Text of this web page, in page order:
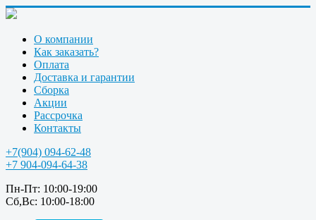
О компании
Как заказать?
Оплата
Доставка и гарантии
Сборка
Акции
Рассрочка
Контакты
+7(904) 094-62-48
+7 904-094-64-38
Пн-Пт: 10:00-19:00
Сб,Вс: 10:00-18:00